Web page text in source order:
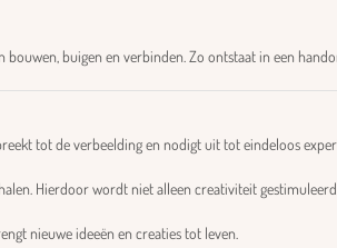
buigen en verbinden. Zo ontstaat in een
tot de verbeelding en nodigt uit tot eindeloos
Hierdoor wordt niet alleen creativiteit
nieuwe ideeën en creaties tot leven.